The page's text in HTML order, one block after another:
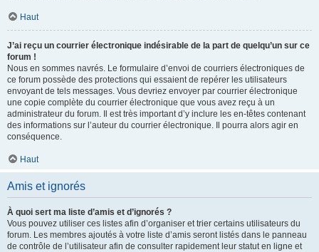
Haut
J’ai reçu un courrier électronique indésirable de la part de quelqu’un sur ce
forum !
Nous en sommes navrés. Le formulaire d’envoi de courriers électroniques de
ce forum possède des protections qui essaient de repérer les utilisateurs
envoyant de tels messages. Vous devriez envoyer par courrier électronique
une copie complète du courrier électronique que vous avez reçu à un
administrateur du forum. Il est très important d’y inclure les en-têtes contenant
des informations sur l’auteur du courrier électronique. Il pourra alors agir en
conséquence.
Haut
Amis et ignorés
À quoi sert ma liste d’amis et d’ignorés ?
Vous pouvez utiliser ces listes afin d’organiser et trier certains utilisateurs du
forum. Les membres ajoutés à votre liste d’amis seront listés dans le panneau
de contrôle de l’utilisateur afin de consulter rapidement leur statut en ligne et